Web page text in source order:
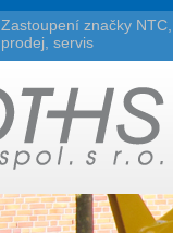
Zastoupení značky NTC,
prodej, servis